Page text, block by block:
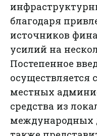
благодаря
источников
усилий на
Постепенное
местных
средства из
международных